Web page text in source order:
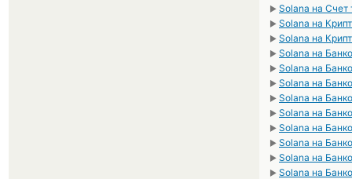
► Solana на Счет
► Solana на
► Solana на
► Solana на
► Solana на
► Solana на
► Solana на
► Solana на
► Solana на
► Solana на
► Solana на
► Solana на